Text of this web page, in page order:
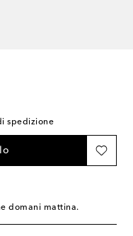
spedizione
domani mattina.